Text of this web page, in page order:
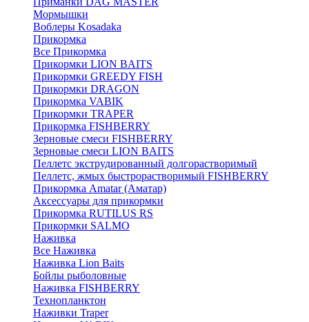
Мормышки
Воблеры Kosadaka
Прикормка
Все Прикормка
Прикормки LION BAITS
Прикормки GREEDY FISH
Прикормки DRAGON
Прикормка VABIK
Прикормки TRAPER
Прикормка FISHBERRY
Зерновые смеси FISHBERRY
Зерновые смеси LION BAITS
Пеллетс экструдированный долгорастворимый
Пеллетс, жмых быстрорастворимый FISHBERRY
Прикормка Amatar (Аматар)
Аксессуары для прикормки
Прикормка RUTILUS RS
Прикормки SALMO
Наживка
Все Наживка
Наживка Lion Baits
Бойлы рыболовные
Наживка FISHBERRY
Технопланктон
Наживки Traper